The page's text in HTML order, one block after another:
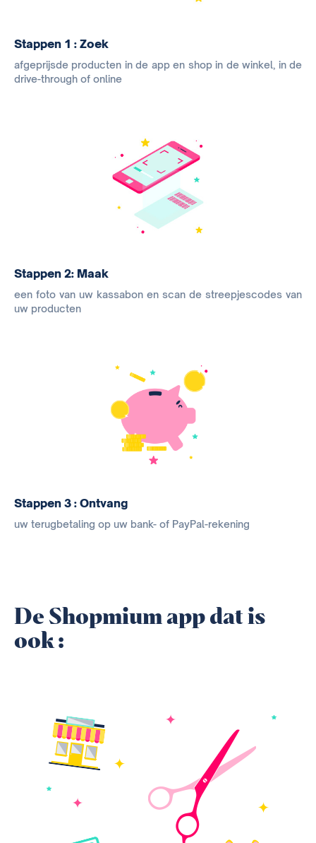
Stappen 1 : Zoek
afgeprijsde producten in de app en shop in de winkel, in de
drive-through of online
Stappen 2: Maak
een foto van uw kassabon en scan de streepjescodes van
uw producten
Stappen 3 : Ontvang
uw terugbetaling op uw bank- of PayPal-rekening
De Shopmium app dat is
ook :